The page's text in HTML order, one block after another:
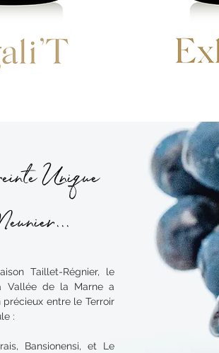
Unique
Taillet-Régnier, le
Vallée de la Marne a
entre le Terroir
:
Bansionensi, et Le